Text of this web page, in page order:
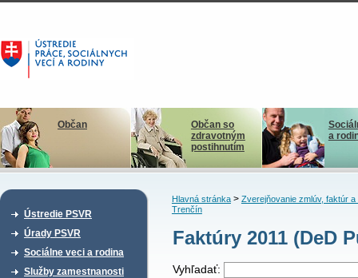
Občan
Občan so
zdravotným
postihnutím
a
Ústredie PSVR
Úrady PSVR
Sociálne veci a rodina
Služby zamestnanosti
Hlavná stránka> Zverejňovanie zmlúv, faktúr a
Trenčín
Faktúry 2011 (DeD
Vyhľadať: